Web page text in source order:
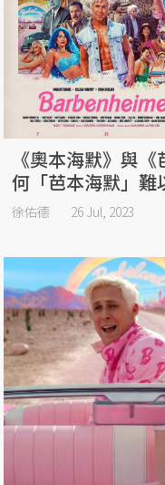
《奧本海默》與
何「芭本海默」難
徐佑德 26 Jul, 2023